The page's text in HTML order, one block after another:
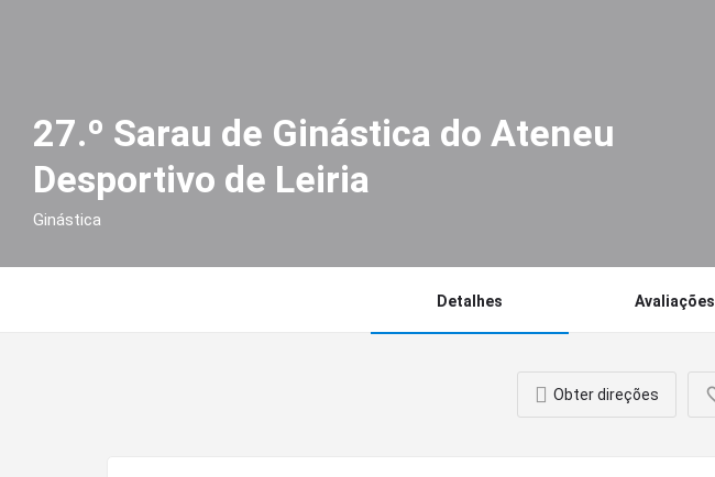
27.º Sarau de Ginástica do Ateneu
Desportivo de Leiria
Ginástica
Detalhes Avaliações
Obter direções